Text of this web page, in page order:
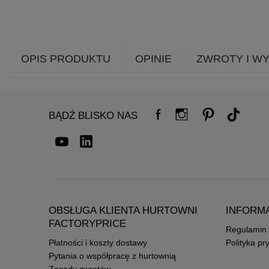
OPIS PRODUKTU OPINIE ZWROTY I
BĄDŹ BLISKO NAS
OBSŁUGA KLIENTA HURTOWNI
FACTORYPRICE
Płatności i koszty dostawy
Pytania o współpracę z hurtownią
Regulamin
Polityka